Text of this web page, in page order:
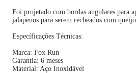
Foi projetado com bordas angulares para
jalapenos para serem recheados com
Específicações Técnicas:
Marca: Fox Run
Garantia: 6 meses
Material: Aço Inoxidável